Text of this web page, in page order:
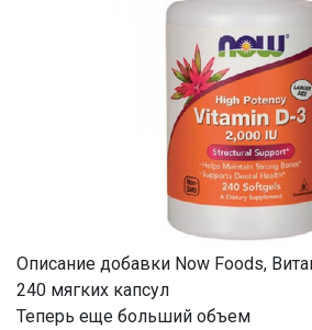
Описание добавки Now Foods,
240 мягких капсул
Теперь еще больший объем